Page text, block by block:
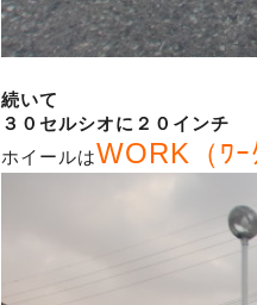
続いて
３０セルシオに２０インチ
ホイールはWORK（ﾜ